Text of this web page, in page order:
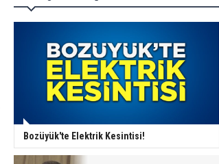
Bozüyük'te Elektrik Kesintisi!